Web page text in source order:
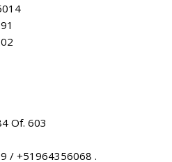
Of. 603
/ +51964356068 .